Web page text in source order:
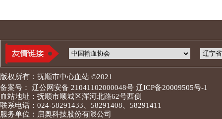
版权所有：抚顺市中心血站 ©2021
备案号： 辽公网安备 21041102000048号 辽ICP备20009505号-1
血站地址：抚顺市顺城区浑河北路62号西侧
联系电话：024-58291433、58291408、58291411
服务单位：启奥科技股份有限公司